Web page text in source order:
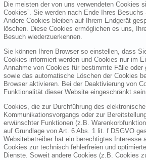
Die meisten der von uns verwendeten Cookies
Cookies”. Sie werden nach Ende Ihres
Andere Cookies bleiben auf Ihrem Endgerät
löschen. Diese Cookies ermöglichen es uns,
Besuch wiederzuerkennen.
Sie können Ihren Browser so einstellen, dass
Cookies informiert werden und Cookies nur im
Annahme von Cookies für bestimmte Fälle oder
sowie das automatische Löschen der Cookies
Browser aktivieren. Bei der Deaktivierung von
Funktionalität dieser Website eingeschränkt
Cookies, die zur Durchführung des
Kommunikationsvorgangs oder zur
erwünschter Funktionen (z.B.
auf Grundlage von Art. 6 Abs. 1 lit. f DSGVO
Websitebetreiber hat ein berechtigtes Interesse
Cookies zur technisch fehlerfreien und
Dienste. Soweit andere Cookies (z.B. Cookies